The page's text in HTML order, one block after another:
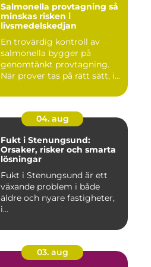
Salmonella provtagning så
minskas risken i
livsmedelskedjan
En trovärdig kontroll av
salmonella bygger på
genomtänkt provtagning.
När prover tas på rätt sätt, i...
04. aug
Fukt i Stenungsund:
Orsaker, risker och smarta
lösningar
Fukt i Stenungsund är ett
växande problem i både
äldre och nyare fastigheter,
i...
03. aug